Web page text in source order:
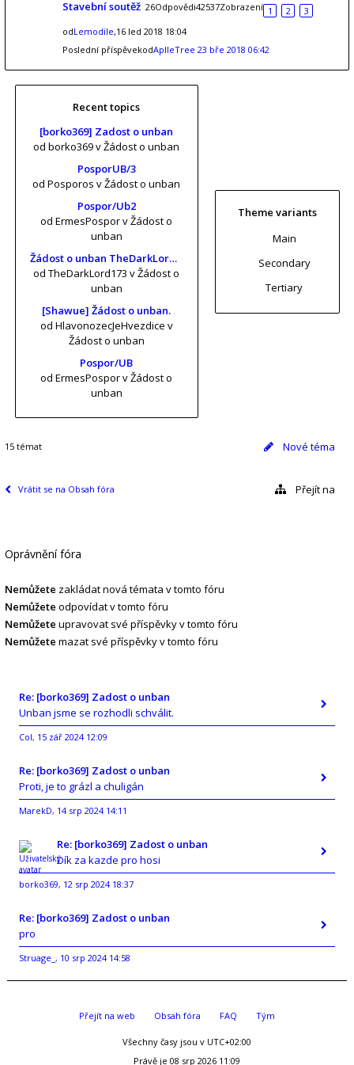
Stavební soutěž 26Odpovědi42537Zobrazení 1 2
3
odLemodile,16 led 2018 18:04
Poslední příspěvekodAplleTree 23 bře 2018 06:42
Recent topics
[borko369] Zadost o unban
od borko369v Žádost o unban
PosporUB/3
od Posporos v Žádost o unban
Pospor/Ub2
od ErmesPosporv Žádost o
unban
Žádost o unban TheDarkLord173 (risa11, KrtkuvDort, MrKrabs) [vol. 2]
od TheDarkLord173 v Žádost o
unban
[Shawue] Žádost o unban.
od HlavonozecJeHvezdice v
Žádost o unban
Pospor/UB
od ErmesPosporv Žádost o
unban
Theme variants
Main
Secondary
Tertiary
Nové téma
15 témat
Vrátit se na Obsah fóra Přejít na
Oprávnění fóra
Nemůžete zakládat nová témata v tomto fóru
Nemůžete odpovídat v tomto fóru
Nemůžete upravovat své příspěvky v tomto fóru
Nemůžete mazat své příspěvky v tomto fóru
Re: [borko369] Zadost o unban
Unban jsme se rozhodli schválit.
Col, 15 zář 2024 12:09
Re: [borko369] Zadost o unban
Proti, je to grázl a chuligán
MarekD, 14 srp 2024 14:11
Re: [borko369] Zadost o unban
Dík za kazde pro hosi
borko369, 12 srp 2024 18:37
Re: [borko369] Zadost o unban
pro
Struage_ , 10 srp 2024 14:58
Přejít na web Obsah fóra FAQ Tým
Všechny časy jsou v UTC+02:00
Právě je 08 srp 2026 11:09